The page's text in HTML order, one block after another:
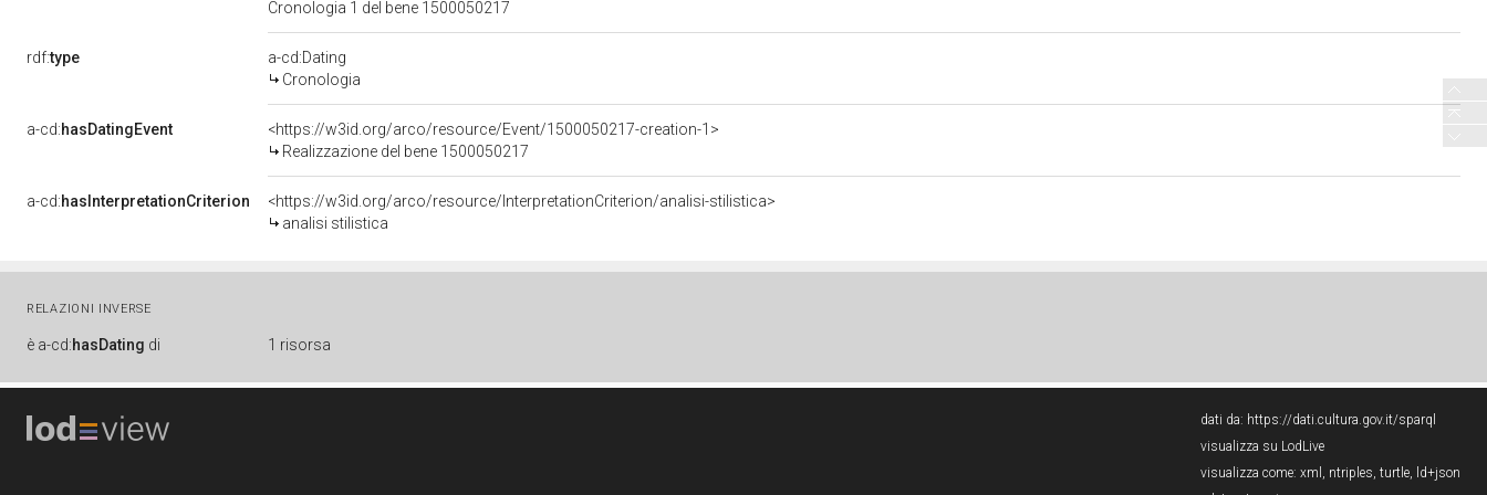
Cronologia 1 del bene 1500050217
rdf:type
a-cd:Dating
Cronologia
a-cd:hasDatingEvent
<https://w3id.org/arco/resource/Event/1500050217-creation-1>
Realizzazione del bene 1500050217
a-cd:hasInterpretationCriterion
<https://w3id.org/arco/resource/InterpretationCriterion/analisi-stilistica>
analisi stilistica
RELAZIONI INVERSE
è a-cd:hasDating di 1 risorsa
dati da: https://dati.cultura.gov.it/sparql
visualizza su LodLive
visualizza come: xml , ntriples, turtle, ld+json